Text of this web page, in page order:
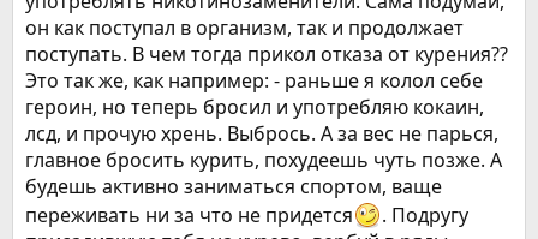
он как поступал в организм, так и продолжает
поступать. В чем тогда прикол отказа от курения??
Это так же, как например: - раньше я колол себе
героин, но теперь бросил и употребляю кокаин,
лсд, и прочую хрень. Выбрось. А за вес не парься,
главное бросить курить, похудеешь чуть позже. А
будешь активно заниматься спортом, ваще
переживать ни за что не придется
. Подругу